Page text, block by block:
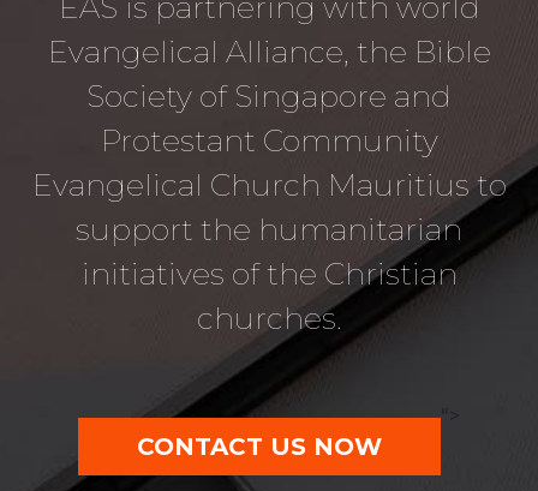
Evangelical Alliance, the Bible
Society of Singapore and
Protestant Community
Evangelical Church Mauritius to
support the humanitarian
initiatives of the Christian
churches.
CONTACT US NOW